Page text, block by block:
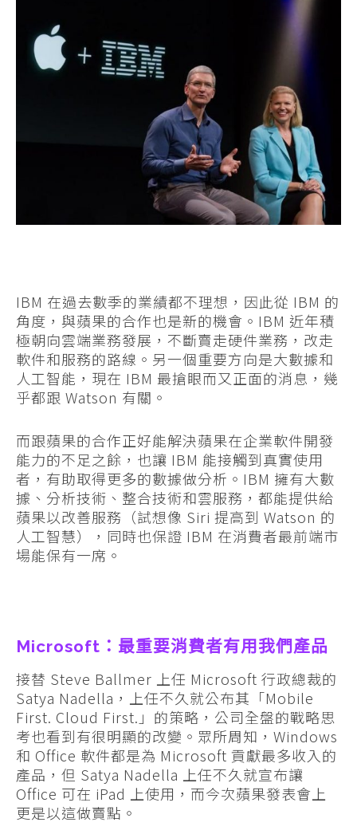
IBM 在過去數季的業績都不理想，因此從 IBM 的
角度，與蘋果的合作也是新的機會。IBM 近年積
極朝向雲端業務發展，不斷賣走硬件業務，改走
軟件和服務的路線。另一個重要方向是大數據和
人工智能，現在 IBM 最搶眼而又正面的消息，幾
乎都跟 Watson 有關。
而跟蘋果的合作正好能解決蘋果在企業軟件開發
能力的不足之餘，也讓 IBM 能接觸到真實使用
者，有助取得更多的數據做分析。IBM 擁有大數
據、分析技術、整合技術和雲服務，都能提供給
蘋果以改善服務（試想像 Siri 提高到 Watson 的
人工智慧），同時也保證 IBM 在消費者最前端市
場能保有一席。
Microsoft：最重要消費者有用我們產品
接替 Steve Ballmer 上任 Microsoft 行政總裁的
Satya Nadella，上任不久就公布其「Mobile
First. Cloud First.」的策略，公司全盤的戰略思
考也看到有很明顯的改變。眾所周知，Windows
和 Office 軟件都是為 Microsoft 貢獻最多收入的
產品，但 Satya Nadella 上任不久就宣布讓
Office 可在 iPad 上使用，而今次蘋果發表會上
更是以這做賣點。